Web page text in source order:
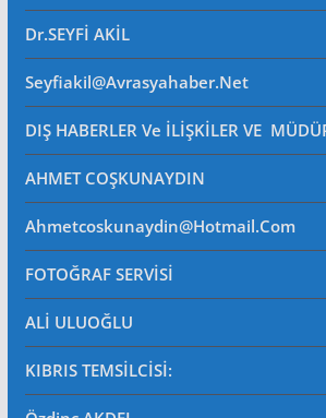
Dr.SEYFİ AKİL
Seyfiakil@avrasyahaber.net
DIŞ HABERLER Ve İLİŞKİLER VE
AHMET COŞKUNAYDIN
Ahmetcoskunaydin@hotmail.com
FOTOĞRAF SERVİSİ
ALİ ULUOĞLU
KIBRIS TEMSİLCİSİ: